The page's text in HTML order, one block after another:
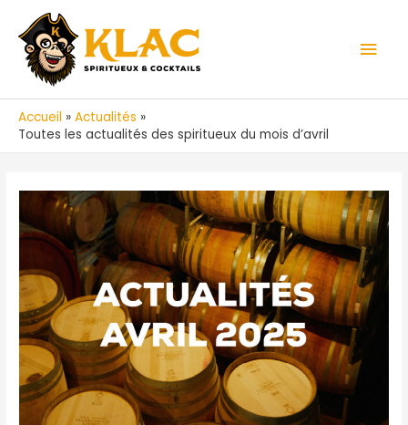
contenu
Accueil
Actualités
Toutes les actualités des spiritueux du mois d’avril